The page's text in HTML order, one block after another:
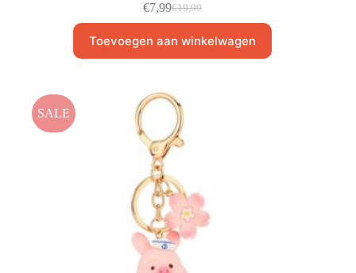
€19,99
€7,99
Toevoegen aan winkelwagen
SALE